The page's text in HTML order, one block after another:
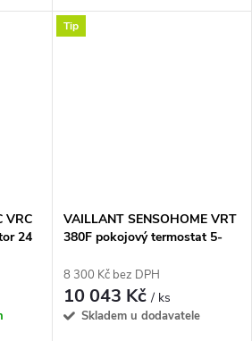
VRC
24
Tip
VAILLANT SENSOHOME VRT
380F pokojový termostat 5-
8 300 Kč bez DPH
10 043 Kč/ ks
Skladem u dodavatele